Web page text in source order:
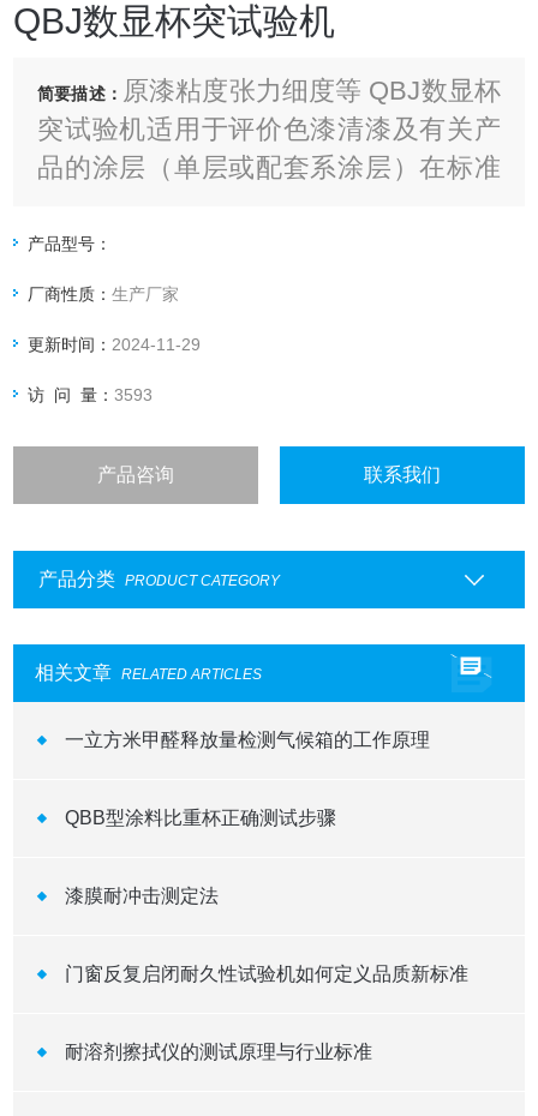
QBJ数显杯突试验机
简要描述： 原漆粘度张力细度等 QBJ数显杯
突试验机适用于评价色漆清漆及有关产
品的涂层（单层或配套系涂层）在标准
产品型号：
厂商性质：生产厂家
更新时间： 2024-11-29
访 问 量：3593
产品咨询 联系我们
产品分类 PRODUCT CATEGORY
相关文章 RELATED ARTICLES
一立方米甲醛释放量检测气候箱的工作原理
QBB型涂料比重杯正确测试步骤
漆膜耐冲击测定法
门窗反复启闭耐久性试验机如何定义品质新标准
耐溶剂擦拭仪的测试原理与行业标准